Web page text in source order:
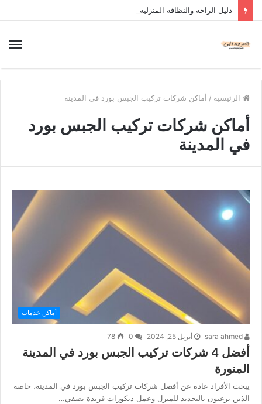
دليل الراحة والنظافة المنزلية
الرئيسية / أماكن شركات تركيب الجبس بورد في المدينة
أماكن شركات تركيب الجبس بورد
في المدينة
أماكن خدمات
أبريل 25, 2024 78
أفضل 4 شركات تركيب الجبس بورد في المدينة
المنورة
يبحث الأفراد عادة عن أفضل شركات تركيب الجبس بورد في المدينة، خاصة
الذين يرغبون بالتجديد للمنزل وعمل ديكورات فريدة تضفي…